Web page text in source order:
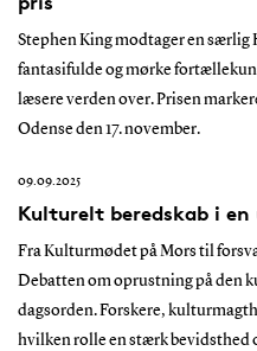
Stephen King modtager en særlig
fantasifulde og mørke
læsere verden over. Prisen
Odense den 17. november.
09.09.2025
Kulturelt beredskab i
Fra Kulturmødet på Mors til
Debatten om oprustning på den
dagsorden. Forskere,
hvilken rolle en stærk bevidsthed